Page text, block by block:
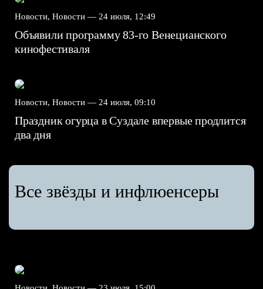
Новости, Новости — 24 июля, 12:49
Объявили программу 83-го Венецианского
кинофестиваля
Новости, Новости — 24 июля, 09:10
Праздник огурца в Суздале впервые продлится
два дня
Все звёзды и инфлюенсеры